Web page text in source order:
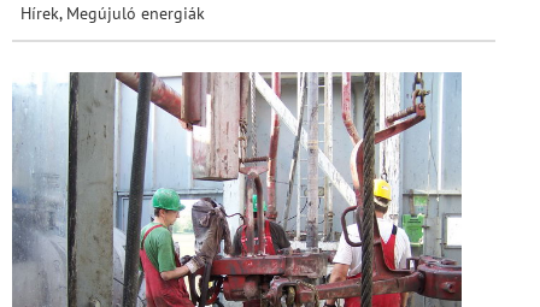
Hírek, Megújuló energiák